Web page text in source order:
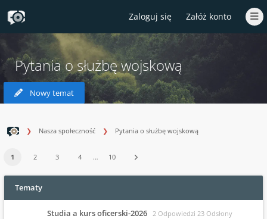
Zaloguj się Załóż konto
Pytania o służbę wojskową
Nowy temat
Nasza społeczność Pytania o służbę wojskową
1 2 3 4 … 10
Tematy
Studia a kurs oficerski-2026 2 Odpowiedzi 23 Odsłony